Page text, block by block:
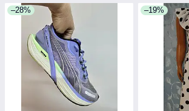
–28% –19%